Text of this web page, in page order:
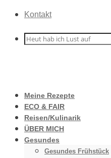
Kontakt
Meine Rezepte
ECO & FAIR
Reisen/Kulinarik
ÜBER MICH
Gesundes
Gesundes Frühstück